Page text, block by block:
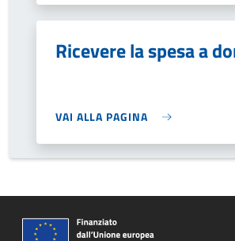
Ricevere la spesa a
VAI ALLA PAGINA